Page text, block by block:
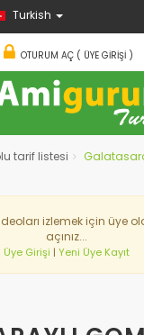
Turkish
OTURUM AÇ ( ÜYE GIRIŞI )
tarif listesi
izlemek için üye
açınız...
Üye Girişi | Yeni Üye Kayıt